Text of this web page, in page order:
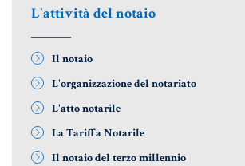
DONAZIONI
PATTO DI FAMIGLIA
TUTELA DEL PATRIMONIO
L'attività del notaio
Il notaio
L'organizzazione del notariato
L'atto notarile
La Tariffa Notarile
Il notaio del terzo millennio